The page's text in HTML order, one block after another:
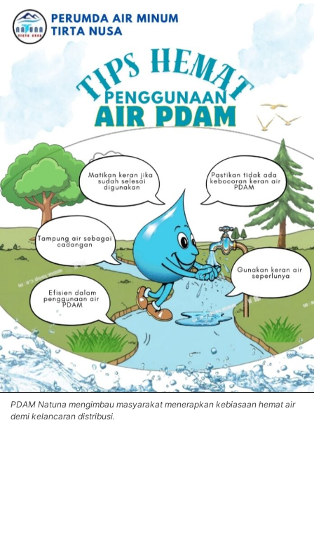
PDAM Natuna mengimbau masyarakat menerapkan kebiasaan hemat air
demi kelancaran distribusi.